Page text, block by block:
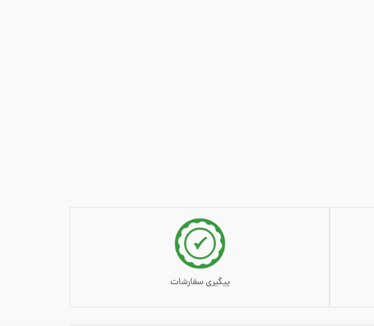
پیگیری سفارشات